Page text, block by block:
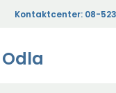
Kontaktcenter: 08-
Odla